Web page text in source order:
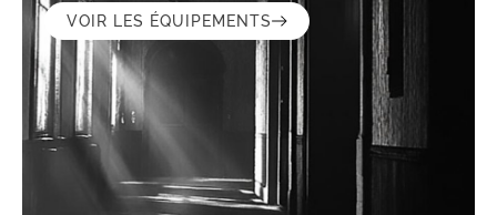
VOIR LES ÉQUIPEMENTS